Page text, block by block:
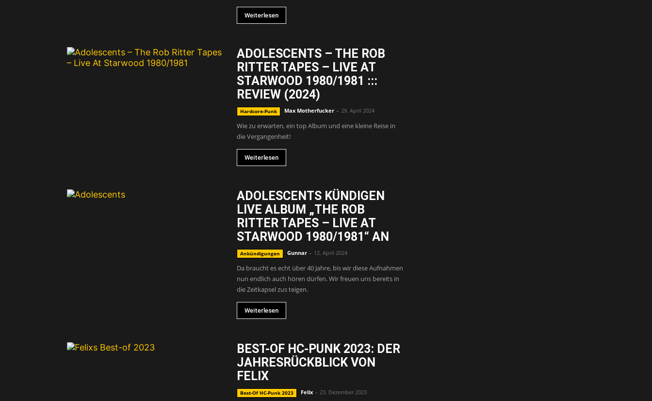
Weiterlesen
ADOLESCENTS – THE ROB
RITTER TAPES – LIVE AT
STARWOOD 1980/1981 :::
REVIEW (2024)
Hardcore-Punk Max Motherfucker - 29. April 2024
Wie zu erwarten, ein top Album und eine kleine Reise in
die Vergangenheit!
Weiterlesen
ADOLESCENTS KÜNDIGEN
LIVE ALBUM „THE ROB
RITTER TAPES – LIVE AT
STARWOOD 1980/1981“ AN
Ankündigungen Gunnar - 12. April 2024
Da braucht es echt über 40 Jahre, bis wir diese Aufnahmen
nun endlich auch hören dürfen. Wir freuen uns bereits in
die Zeitkapsel zus teigen.
Weiterlesen
BEST-OF HC-PUNK 2023: DER
JAHRESRÜCKBLICK VON
FELIX
Best-Of HC-Punk 2023 Felix - 23. Dezember 2023